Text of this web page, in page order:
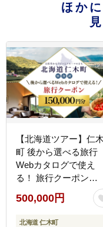
ほか
【北海道ツアー】仁
町 後から選べる旅行
Webカタログで使え
る！ 旅行クーポン
（150,000円分） 果
やすらぎの里 仁木町
テイを満喫！ 旅行券
500,000円
北海道 仁木町